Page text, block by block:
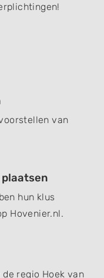
van
plaatsen
hun klus
Hovenier.nl.
regio Hoek van